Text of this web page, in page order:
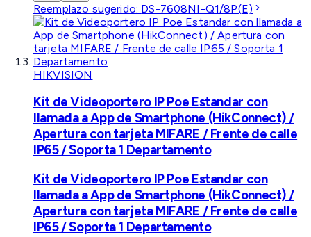
Reemplazo sugerido: DS-7608NI-Q1/8P(E)
HIKVISION
Kit de Videoportero IP Poe Estandar con
llamada a App de Smartphone (HikConnect) /
Apertura con tarjeta MIFARE / Frente de calle
IP65 / Soporta 1 Departamento
Kit de Videoportero IP Poe Estandar con
llamada a App de Smartphone (HikConnect) /
Apertura con tarjeta MIFARE / Frente de calle
IP65 / Soporta 1 Departamento